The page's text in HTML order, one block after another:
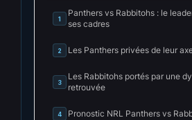
1
Panthers vs Rabbitohs : le
ses cadres
2 Les Panthers privées de leur
3
Les Rabbitohs portés par une
retrouvée
4 Pronostic NRL Panthers vs